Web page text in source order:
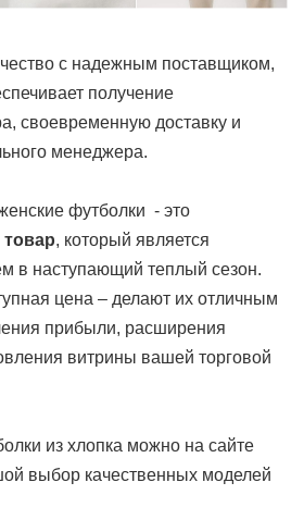
с надежным поставщиком,
получение
своевременную доставку и
менеджера.
футболки - это
, который является
в наступающий теплый сезон.
цена – делают их отличным
прибыли, расширения
витрины вашей торговой
из хлопка можно на сайте
выбор качественных моделей